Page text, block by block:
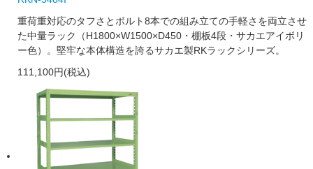
重荷重対応のタフさとボルト8本での組み立ての手軽さを両立させ
た中量ラック（H1800×W1500×D450・棚板4段・サカエアイボリ
ー色）。堅牢な本体構造を誇るサカエ製RKラックシリーズ。
111,100円(税込)